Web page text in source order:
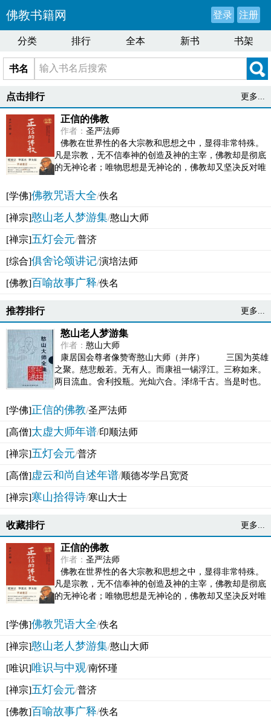
佛教书籍网 登录 注册
分类 排行 全本 新书 书架
书名
点击排行 更多...
正信的佛教
作者： 圣严法师
佛教在世界性的各大宗教和思想之中，显得非常特殊。
凡是宗教，无不信奉神的创造及神的主宰，佛教却是彻底
的无神论者；唯物思想是无神论的，佛教却又坚决反对唯
[学佛]佛教咒语大全/佚名
[禅宗]憨山老人梦游集/憨山大师
[禅宗]五灯会元/普济
[综合]俱舍论颂讲记/演培法师
[佛教]百喻故事广释/佚名
推荐排行 更多...
憨山老人梦游集
作者： 憨山大师
康居国会尊者像赞寄憨山大师（并序） 三国为英雄
之聚。慈悲般若。无有人。而康祖一锡浮江。三称如来。
两目流血。舍利投瓶。光灿六合。泽绵千古。当是时也。
[学佛]正信的佛教/圣严法师
[高僧]太虚大师年谱/印顺法师
[禅宗]五灯会元/普济
[高僧]虚云和尚自述年谱/顺德岑学吕宽贤
[禅宗]寒山拾得诗/寒山大士
收藏排行 更多...
正信的佛教
作者： 圣严法师
佛教在世界性的各大宗教和思想之中，显得非常特殊。
凡是宗教，无不信奉神的创造及神的主宰，佛教却是彻底
的无神论者；唯物思想是无神论的，佛教却又坚决反对唯
[学佛]佛教咒语大全/佚名
[禅宗]憨山老人梦游集/憨山大师
[唯识]唯识与中观/南怀瑾
[禅宗]五灯会元/普济
[佛教]百喻故事广释/佚名